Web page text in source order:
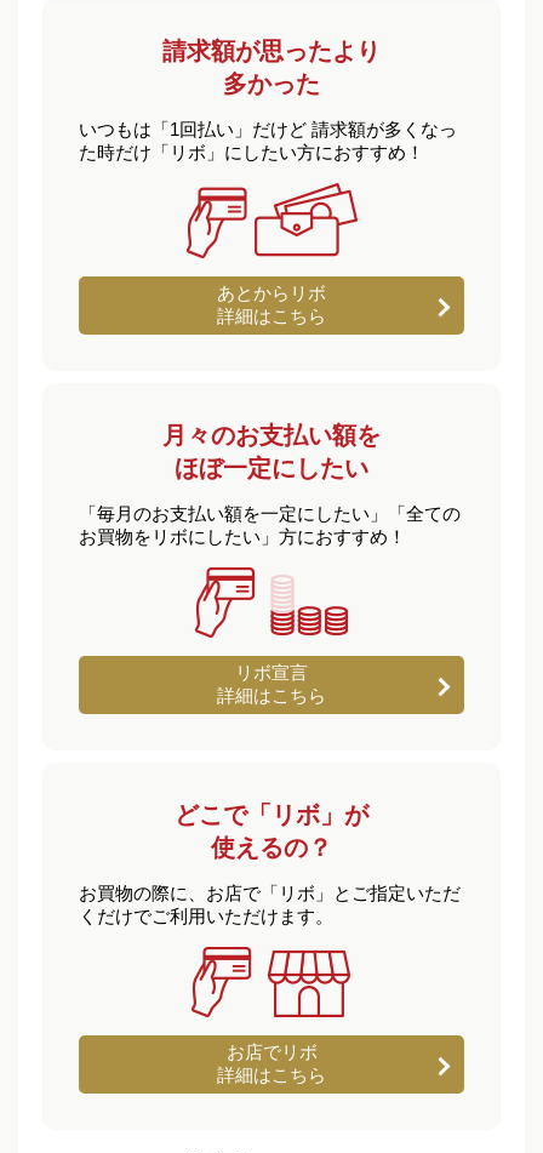
請求額が思ったより
多かった
いつもは「1回払い」だけど 請求額が多くなっ
た時だけ「リボ」にしたい方におすすめ！
あとからリボ
詳細はこちら
月々のお支払い額を
ほぼ一定にしたい
「毎月のお支払い額を一定にしたい」「全ての
お買物をリボにしたい」方におすすめ！
リボ宣言
詳細はこちら
どこで「リボ」が
使えるの？
お買物の際に、お店で「リボ」とご指定いただ
くだけでご利用いただけます。
お店でリボ
詳細はこちら